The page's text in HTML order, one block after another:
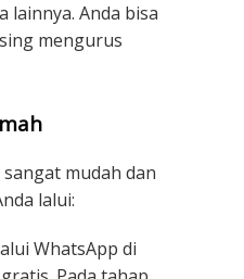
lainnya. Anda bisa
mengurus
mudah dan
lalui:
WhatsApp di